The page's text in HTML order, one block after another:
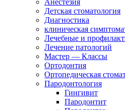
Анестезия
Детская стоматология
Диагностика
клиническая
Лечебные и
Лечение патологий
Мастер — Классы
Ортодонтия
Ортопедическая
Пародонтология
Гингивит
Пародонтит